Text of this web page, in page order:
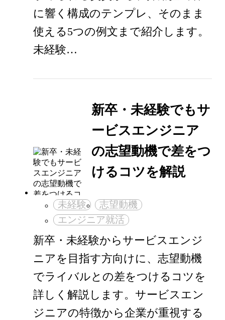
に響く構成のテンプレ、そのまま
使える5つの例文まで紹介します。
未経験…
新卒・未経験でもサ
ービスエンジニア
の志望動機で差をつ
けるコツを解説
未経験
志望動機
エンジニア就活
新卒・未経験からサービスエンジ
ニアを目指す方向けに、志望動機
でライバルとの差をつけるコツを
詳しく解説します。サービスエン
ジニアの特徴から企業が重視する